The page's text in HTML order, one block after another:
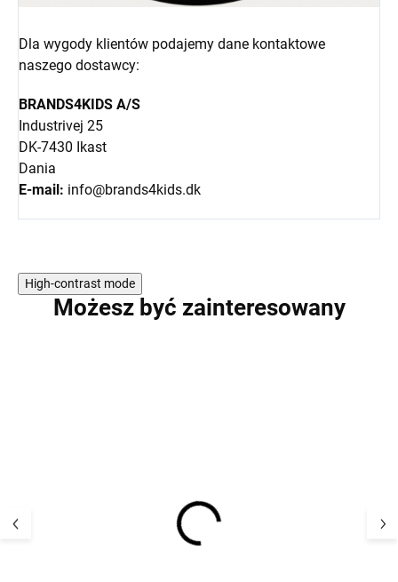
Dla wygody klientów podajemy dane kontaktowe
naszego dostawcy:
BRANDS4KIDS A/S
Industrivej 25
DK-7430 Ikast
Dania
E-mail: info@brands4kids.dk
High-contrast mode
Możesz być zainteresowany